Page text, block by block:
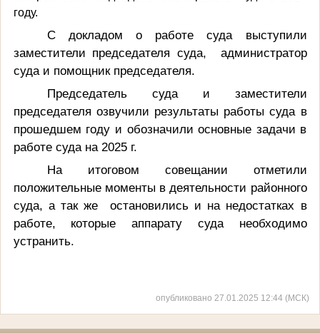
году.
С докладом о работе суда выступили
заместители председателя суда, администратор
суда и помощник председателя.
Председатель суда и заместители
председателя озвучили результаты работы суда в
прошедшем году и обозначили основные задачи в
работе суда на 2025 г.
На итоговом совещании отметили
положительные моменты в деятельности районного
суда, а так же остановились и на недостатках в
работе, которые аппарату суда необходимо
устранить.
опубликовано 27.01.2025 12:44 (МСК)